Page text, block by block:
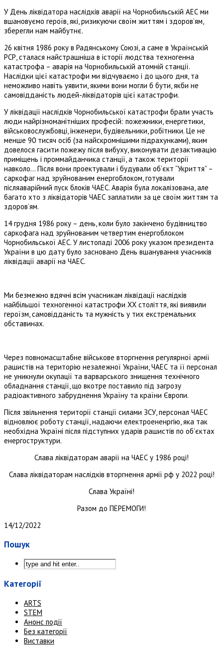
У День ліквідатора наслідків аварії на Чорнобильській АЕС ми
вшановуємо героїв, які, ризикуючи своїм життям і здоров’ям,
зберегли нам майбутнє.
26 квітня 1986 року в Радянському Союзі, а саме в Українській
РСР, сталася найстрашніша в історії людства техногенна
катастрофа – аварія на Чорнобильській атомній станції.
Наслідки цієї катастрофи ми відчуваємо і до цього дня, та
неможливо навіть уявити, якими вони могли б бути, якби не
самовідданість людей-ліквідаторів цієї катастрофи.
У ліквідації наслідків Чорнобильської катастрофи брали участь
люди найрізноманітніших професій: пожежники, енергетики,
військовослужбовці, інженери, будівельники, робітники. Це не
менше 90 тисяч осіб (за найскромнішими підрахунками), яким
довелося гасити пожежу після вибуху, виконувати дезактивацію
приміщень і проммайданчика станції, а також території
навколо… Після вони проектували і будували об’єкт “Укриття” –
саркофаг над зруйнованим енергоблоком, готували
післяаварійний пуск блоків ЧАЕС. Аварія була локалізована, але
багато хто з ліквідаторів ЧАЕС заплатили за це своїм життям та
здоров’ям.
14 грудня 1986 року – день, коли було закінчено будівництво
саркофага над зруйнованим четвертим енергоблоком
Чорнобильської АЕС. У листопаді 2006 року указом президента
України в цю дату було засновано День вшанування учасників
ліквідації аварії на ЧАЕС.
Ми безмежно вдячні всім учасникам ліквідації наслідків
найбільшої техногенної катастрофи ХХ століття, які виявили
героїзм, самовідданість та мужність у тих екстремальних
обставинах.
Через повномасштабне військове вторгнення регулярної армії
рашистів на територію незалежної України, ЧАЕС та її персонал
не уникнули окупації та варварського знищення технічного
обладнання станції, що вкотре поставило під загрозу
радіоактивного забруднення Україну та країни Європи.
Після звільнення території станції силами ЗСУ, персонал ЧАЕС
відновлює роботу станції, надаючи електроененргію, яка так
необхідна Україні після підступних ударів рашистів по об’єктах
енергоструктури.
Слава ліквідаторам аварії на ЧАЕС у 1986 році!
Слава ліквідаторам наслідків вторгнення армії рф у 2022 році!
Слава Україні!
Разом до ПЕРЕМОГИ!
14/12/2022
Пошук
Категорії
ARTS
STEM
Анонс події
Без категорії
Виставки